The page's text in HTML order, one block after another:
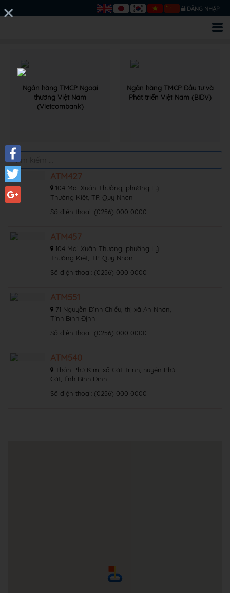
ĐĂNG NHẬP
Facebook
Twitter
Ngân hàng TMCP Ngoại
thương Việt Nam
(Vietcombank)
Ngân hàng TMCP Đầu tư và
Phát triển Việt Nam (BIDV)
ATM427
104 Mai Xuân Thưởng, phường Lý
Thường Kiệt, TP. Quy Nhơn
Số điện thoại: (0256) 000 0000
ATM457
104 Mai Xuân Thưởng, phường Lý
Thường Kiệt, TP. Quy Nhơn
Số điện thoại: (0256) 000 0000
ATM551
71 Nguyễn Đình Chiểu, thị xã An Nhơn,
Tỉnh Bình Định
Số điện thoại: (0256) 000 0000
ATM540
Thôn Phú Kim, xã Cát Trinh, huyện Phù
Cát, tỉnh Bình Định
Số điện thoại: (0256) 000 0000